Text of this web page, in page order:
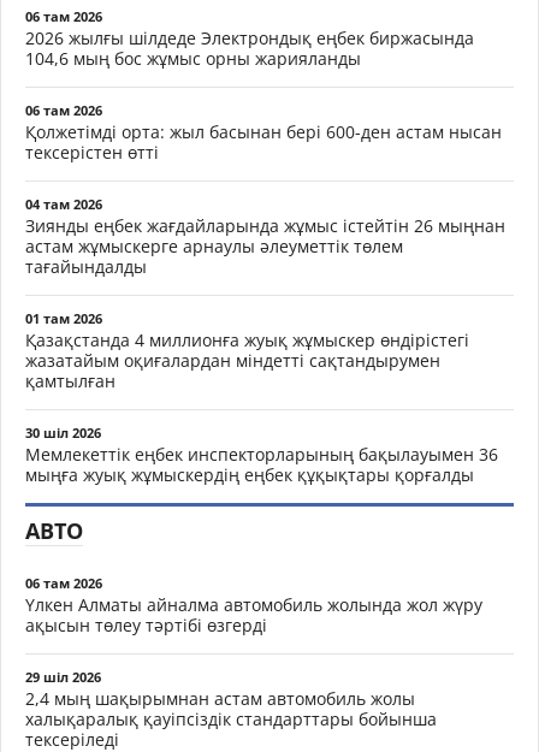
06 там 2026
2026 жылғы шілдеде Электрондық еңбек биржасында
104,6 мың бос жұмыс орны жарияланды
06 там 2026
Қолжетімді орта: жыл басынан бері 600-ден астам нысан
тексерістен өтті
04 там 2026
Зиянды еңбек жағдайларында жұмыс істейтін 26 мыңнан
астам жұмыскерге арнаулы әлеуметтік төлем
тағайындалды
01 там 2026
Қазақстанда 4 миллионға жуық жұмыскер өндірістегі
жазатайым оқиғалардан міндетті сақтандырумен
қамтылған
30 шіл 2026
Мемлекеттік еңбек инспекторларының бақылауымен 36
мыңға жуық жұмыскердің еңбек құқықтары қорғалды
АВТО
06 там 2026
Үлкен Алматы айналма автомобиль жолында жол жүру
ақысын төлеу тәртібі өзгерді
29 шіл 2026
2,4 мың шақырымнан астам автомобиль жолы
халықаралық қауіпсіздік стандарттары бойынша
тексеріледі